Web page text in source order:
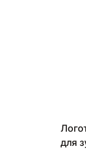
для